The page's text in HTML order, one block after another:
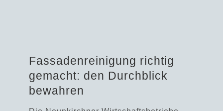
Fassadenreinigung richtig
gemacht: den Durchblick
bewahren